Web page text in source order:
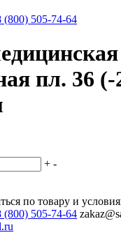
(800) 505-74-64
пл. 36
+ -
по товару и
(800) 505-74-64